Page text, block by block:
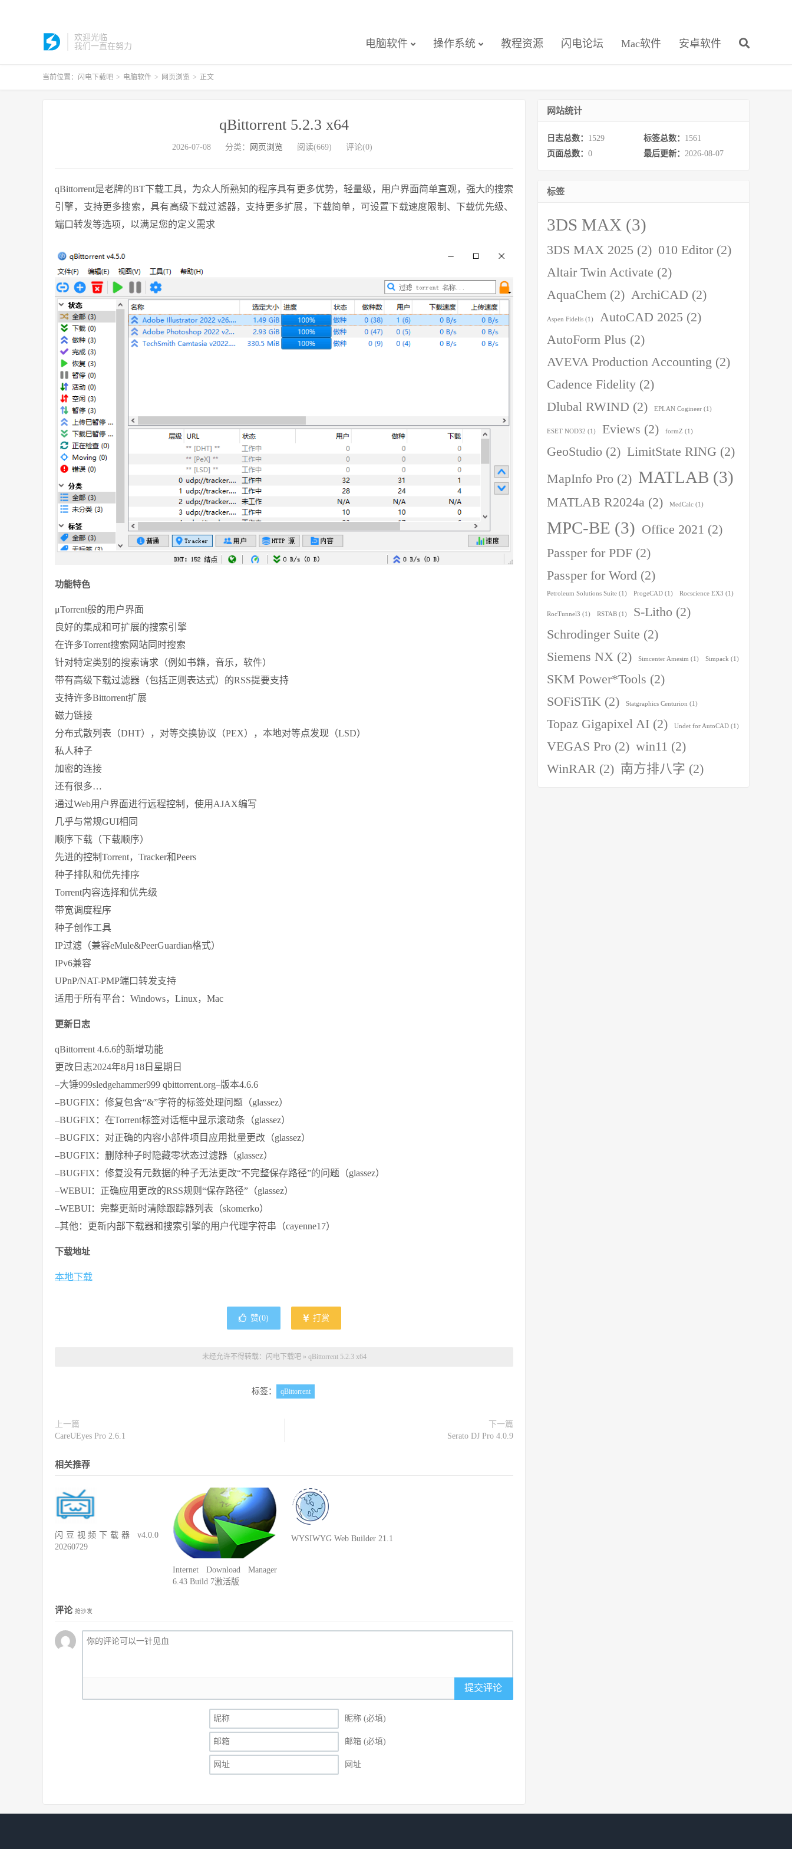
欢迎光临
我们一直在努力
电脑软件 操作系统 教程资源 闪电论坛 Mac软件 安卓软件
当前位置： 闪电下载吧 > 电脑软件 > 网页浏览 > 正文
qBittorrent 5.2.3 x64
2026-07-08 分类： 网页浏览 阅读(669) 评论(0)
qBittorrent是老牌的BT下载工具，为众人所熟知的程序具有更多优势，轻量级，用户界面简单直观，强大的搜索
引擎，支持更多搜索，具有高级下载过滤器，支持更多扩展，下载简单，可设置下载速度限制、下载优先级、
端口转发等选项，以满足您的定义需求
功能特色
μTorrent般的用户界面
良好的集成和可扩展的搜索引擎
在许多Torrent搜索网站同时搜索
针对特定类别的搜索请求（例如书籍，音乐，软件）
带有高级下载过滤器（包括正则表达式）的RSS提要支持
支持许多Bittorrent扩展
磁力链接
分布式散列表（DHT），对等交换协议（PEX），本地对等点发现（LSD）
私人种子
加密的连接
还有很多…
通过Web用户界面进行远程控制，使用AJAX编写
几乎与常规GUI相同
顺序下载（下载顺序）
先进的控制Torrent，Tracker和Peers
种子排队和优先排序
Torrent内容选择和优先级
带宽调度程序
种子创作工具
IP过滤（兼容eMule&PeerGuardian格式）
IPv6兼容
UPnP/NAT-PMP端口转发支持
适用于所有平台：Windows，Linux，Mac
更新日志
qBittorrent 4.6.6的新增功能
更改日志2024年8月18日星期日
–大锤999sledgehammer999 qbittorrent.org–版本4.6.6
–BUGFIX：修复包含“&”字符的标签处理问题（glassez）
–BUGFIX：在Torrent标签对话框中显示滚动条（glassez）
–BUGFIX：对正确的内容小部件项目应用批量更改（glassez）
–BUGFIX：删除种子时隐藏零状态过滤器（glassez）
–BUGFIX：修复没有元数据的种子无法更改“不完整保存路径”的问题（glassez）
–WEBUI：正确应用更改的RSS规则“保存路径”（glassez）
–WEBUI：完整更新时清除跟踪器列表（skomerko）
–其他：更新内部下载器和搜索引擎的用户代理字符串（cayenne17）
下载地址
本地下载
赞(0) 打赏
未经允许不得转载： 闪电下载吧 » qBittorrent 5.2.3 x64
标签： qBittorrent
上一篇
CareUEyes Pro 2.6.1
下一篇
Serato DJ Pro 4.0.9
相关推荐
闪豆视频下载器 v4.0.0
20260729
Internet Download Manager
6.43 Build 7激活版
WYSIWYG Web Builder 21.1
评论 抢沙发
提交评论
昵称 (必填)
邮箱 (必填)
网址
网站统计
日志总数： 1529 标签总数： 1561
页面总数： 0 最后更新： 2026-08-07
标签
3DS MAX (3)
3DS MAX 2025 (2) 010 Editor (2)
Altair Twin Activate (2)
AquaChem (2) ArchiCAD (2)
Aspen Fidelis (1) AutoCAD 2025 (2)
AutoForm Plus (2)
AVEVA Production Accounting (2)
Cadence Fidelity (2)
Dlubal RWIND (2) EPLAN Cogineer (1)
ESET NOD32 (1) Eviews (2) formZ (1)
GeoStudio (2) LimitState RING (2)
MapInfo Pro (2) MATLAB (3)
MATLAB R2024a (2) MedCalc (1)
MPC-BE (3) Office 2021 (2)
Passper for PDF (2)
Passper for Word (2)
Petroleum Solutions Suite (1) ProgeCAD (1) Rocscience EX3 (1)
RocTunnel3 (1) RSTAB (1) S-Litho (2)
Schrodinger Suite (2)
Siemens NX (2) Simcenter Amesim (1) Simpack (1)
SKM Power*Tools (2)
SOFiSTiK (2) Statgraphics Centurion (1)
Topaz Gigapixel AI (2) Undet for AutoCAD (1)
VEGAS Pro (2) win11 (2)
WinRAR (2) 南方排八字 (2)